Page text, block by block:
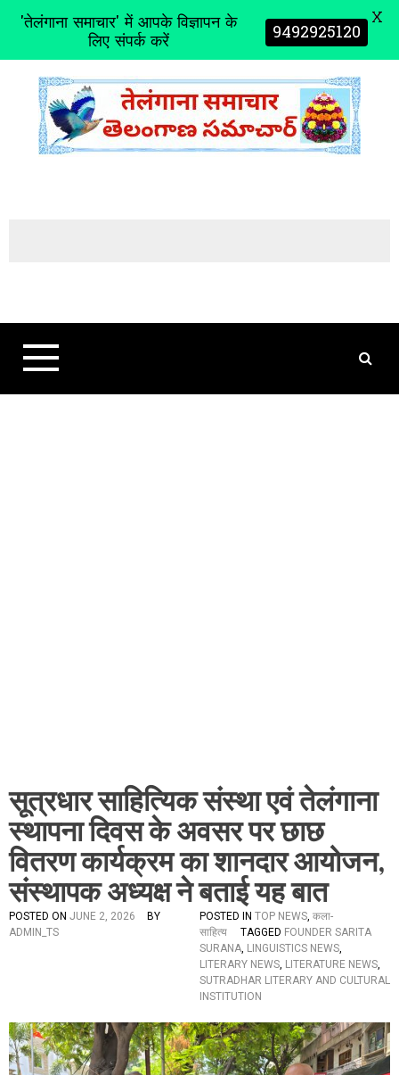
t
सूत्रधार साहित्यिक संस्था एवं तेलंगाना
स्थापना दिवस के अवसर पर छाछ
वितरण कार्यक्रम का शानदार आयोजन,
संस्थापक अध्यक्ष ने बताई यह बात
POSTED ON JUNE 2, 2026
BY
ADMIN_TS
POSTED IN TOP NEWS, कला-
साहित्य
TAGGED FOUNDER SARITA
SURANA, LINGUISTICS NEWS,
LITERARY NEWS, LITERATURE NEWS,
SUTRADHAR LITERARY AND CULTURAL
INSTITUTION
'तेलंगाना समाचार' में आपके विज्ञापन के
लिए संपर्क करें 9492925120 X